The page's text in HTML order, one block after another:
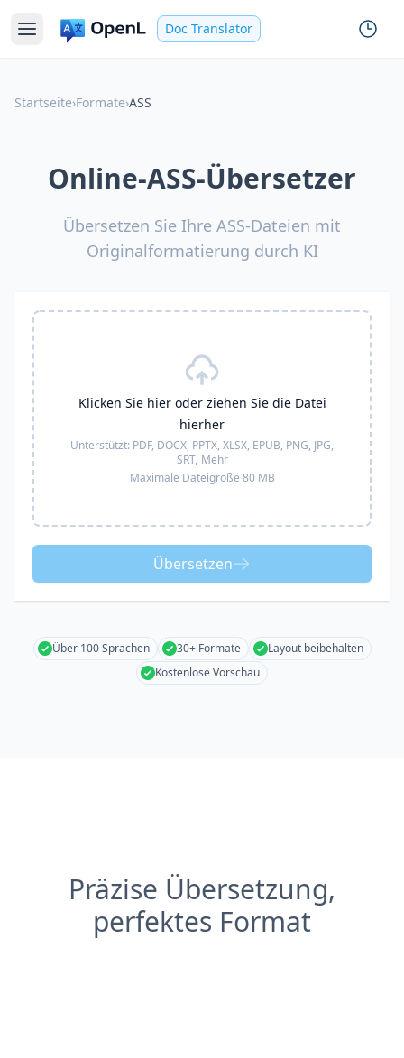
Doc Translator
Startseite›Formate›ASS
Online-ASS-Übersetzer
Übersetzen Sie Ihre ASS-Dateien mit
Originalformatierung durch KI
Klicken Sie hier oder ziehen Sie die Datei
hierher
Unterstützt: PDF, DOCX, PPTX, XLSX, EPUB, PNG, JPG,
SRT, Mehr
Maximale Dateigröße 80 MB
Übersetzen
Über 100 Sprachen 30+ Formate
Layout beibehalten
Kostenlose Vorschau
Präzise Übersetzung,
perfektes Format